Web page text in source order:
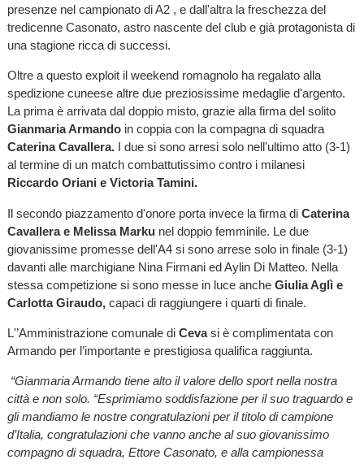
presenze nel campionato di A2 , e dall'altra la freschezza del
tredicenne Casonato, astro nascente del club e già protagonista di
una stagione ricca di successi.
Oltre a questo exploit il weekend romagnolo ha regalato alla
spedizione cuneese altre due preziosissime medaglie d'argento.
La prima è arrivata dal doppio misto, grazie alla firma del solito
Gianmaria Armando in coppia con la compagna di squadra
Caterina Cavallera.I due si sono arresi solo nell'ultimo atto (3-1)
al termine di un match combattutissimo contro i milanesi
Riccardo Oriani e Victoria Tamini.
Il secondo piazzamento d'onore porta invece la firma di Caterina
Cavallera e Melissa Markunel doppio femminile. Le due
giovanissime promesse dell'A4 si sono arrese solo in finale (3-1)
davanti alle marchigiane Nina Firmani ed Aylin Di Matteo. Nella
stessa competizione si sono messe in luce anche Giulia Aglì e
Carlotta Giraudo, capaci di raggiungere i quarti di finale.
L'’Amministrazione comunale di Cevasi è complimentata con
Armando per l’importante e prestigiosa qualifica raggiunta.
“Gianmaria Armando tiene alto il valore dello sport nella nostra
città e non solo. “Esprimiamo soddisfazione per il suo traguardo e
gli mandiamo le nostre congratulazioni per il titolo di campione
d’Italia, congratulazioni che vanno anche al suo giovanissimo
compagno di squadra, Ettore Casonato, e alla campionessa